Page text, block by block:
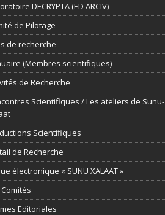
DECRYPTA (ED ARCIV)
de Pilotage
de recherche
(Membres scientifiques)
de Recherche
Scientifiques / Les ateliers de Sunu-
Scientifiques
de Recherche
électronique « SUNU XALAAT »
Editoriales